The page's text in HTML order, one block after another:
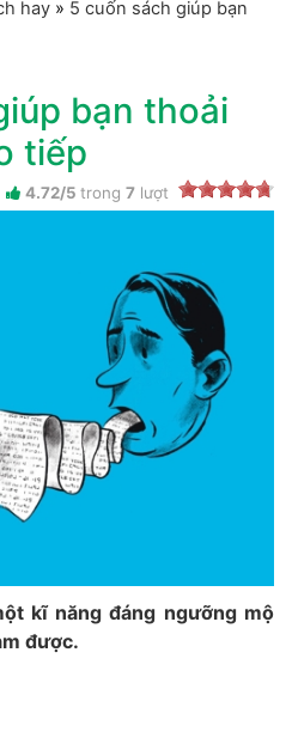
hay » 5 cuốn sách giúp bạn
bạn thoải
tiếp
4.72/5 trong 7 lượt
kĩ năng đáng ngưỡng mộ
được.